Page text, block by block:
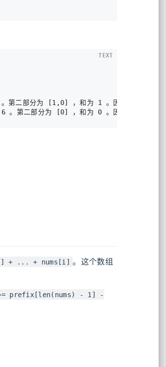
第二部分为 [1,0] ，和为 1 。因为 5 >= 1 ，
TEXT
+ ... + nums[i] 。这个数组
prefix[len(nums) - 1] -